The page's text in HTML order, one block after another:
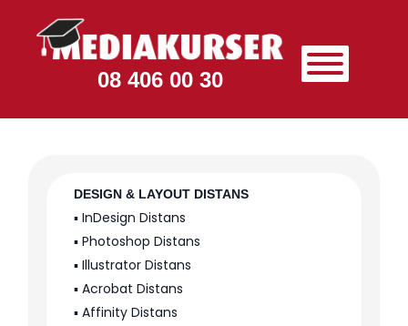
08 406 00 30
DESIGN & LAYOUT DISTANS
▪️ InDesign Distans
▪️ Photoshop Distans
▪️ Illustrator Distans
▪️ Acrobat Distans
▪️ Affinity Distans